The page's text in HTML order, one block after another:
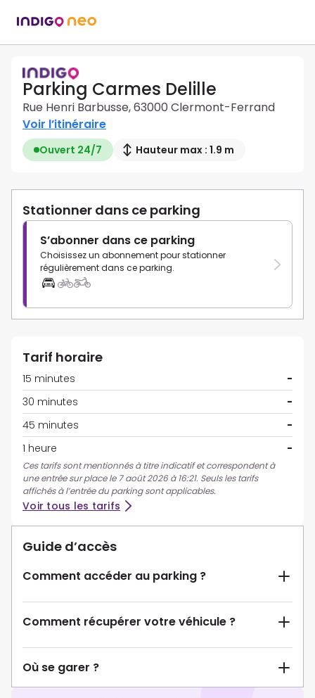
Parking Carmes Delille
Rue Henri Barbusse, 63000 Clermont-Ferrand
Voir l’itinéraire
Ouvert 24/7 Hauteur max : 1.9 m
Stationner dans ce parking
S’abonner dans ce parking
Choisissez un abonnement pour stationner
régulièrement dans ce parking.
Tarif horaire
15 minutes
-
30 minutes
-
45 minutes
-
1 heure
-
Ces tarifs sont mentionnés à titre indicatif et correspondent à
une entrée sur place le 7 août 2026 à 16:21. Seuls les tarifs
affichés à l’entrée du parking sont applicables.
Voir tous les tarifs
Guide d’accès
Comment accéder au parking ?
Comment récupérer votre véhicule ?
Où se garer ?